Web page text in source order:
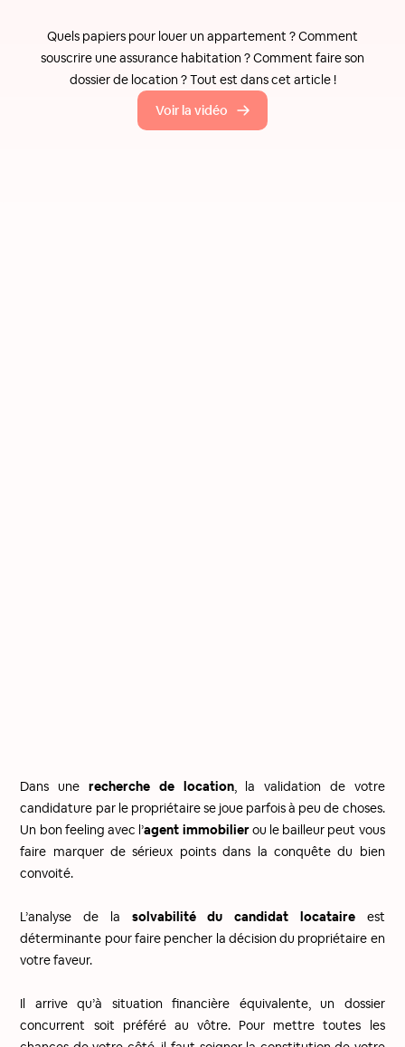
Quels papiers pour louer un appartement ? Comment
souscrire une assurance habitation ? Comment faire son
dossier de location ? Tout est dans cet article !
Voir la vidéo
Dans une recherche de location, la validation de votre
candidature par le propriétaire se joue parfois à peu de choses.
Un bon feeling avec l’agent immobilierou le bailleur peut vous
faire marquer de sérieux points dans la conquête du bien
convoité.
L’analyse de la solvabilité du candidat locataireest
déterminante pour faire pencher la décision du propriétaire en
votre faveur.
Il arrive qu’à situation financière équivalente, un dossier
concurrent soit préféré au vôtre. Pour mettre toutes les